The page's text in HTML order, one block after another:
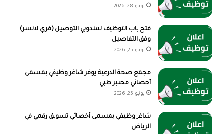
يونيو 28, 2026
فتح باب التوظيف لمندوبي التوصيل (فري لانسر)
وفق التفاصيل
يونيو 25, 2026
مجمع صحة الدرعية يوفر شاغر وظيفي بمسمى
أخصائي مختبر طبي
يونيو 25, 2026
شاغر وظيفي بمسمى أخصائي تسويق رقمي في
الرياض